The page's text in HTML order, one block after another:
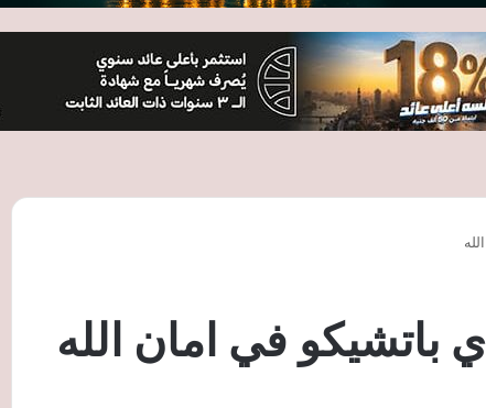
باتشيكو في امان الله